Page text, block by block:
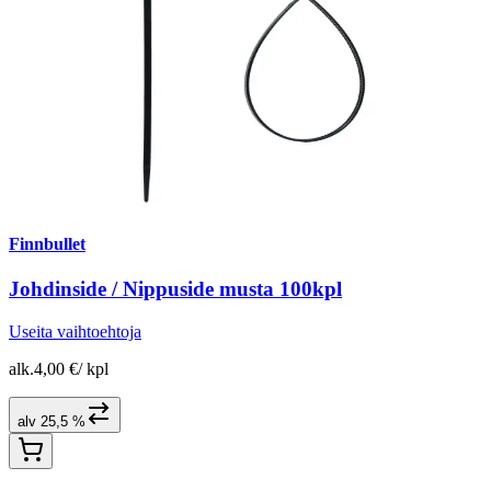
Finnbullet
Johdinside / Nippuside musta 100kpl
Useita vaihtoehtoja
alk.4,00 €/ kpl
alv 25,5 %